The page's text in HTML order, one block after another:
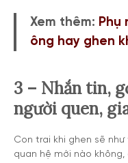
Xem thêm: Phụ
ông hay ghen
3 – Nhắn tin,
người quen,
Con trai khi ghen sẽ
quan hệ mới nào